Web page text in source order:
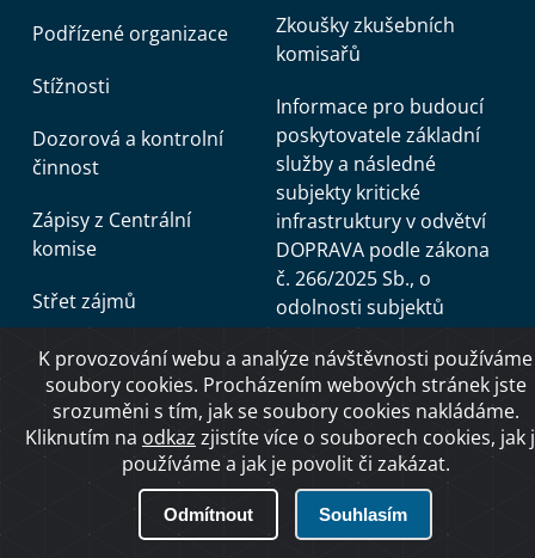
Podřízené organizace
Stížnosti
Dozorová a kontrolní
činnost
Zápisy z Centrální
komise
Střet zájmů
Boj proti korupci
Boj proti podvodům
Oznamování
protiprávního jednání
Žádost o poskytnutí
Zkoušky zkušebních
komisařů
Informace pro budoucí
poskytovatele základní
služby a následné
subjekty kritické
infrastruktury v odvětví
DOPRAVA podle zákona
č. 266/2025 Sb., o
odolnosti subjektů
kritické infrastruktury a o
změně souvisejících
zákonů (zákon o kritické
infrastruktuře)
Kombinovaná doprava -
e-learning
K provozování webu a analýze návštěvnosti používáme
soubory cookies. Procházením webových stránek jste
srozuměni s tím, jak se soubory cookies nakládáme.
Kliknutím na odkaz zjistíte více o souborech cookies, jak
používáme a jak je povolit či zakázat.
Odmítnout Souhlasím